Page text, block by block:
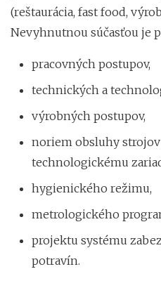
(reštaurácia, fast food,
Nevyhnutnou súčasťou je
pracovných postupov,
technických a
výrobných postupov,
noriem obsluhy
technologickému
hygienického režimu,
metrologického
projektu systému
potravín.